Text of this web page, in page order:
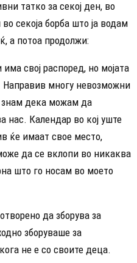
татко за секој ден, во
секоја борба што ја водам
а потоа продолжи:
свој распоред, но мојата
многу невозможни
знам дека можам да
нас. Календар во кој уште
ќе имаат свое место,
да се вклопи во никаква
што го носам во моето
да зборува за
зборуваше за
не е со своите деца.